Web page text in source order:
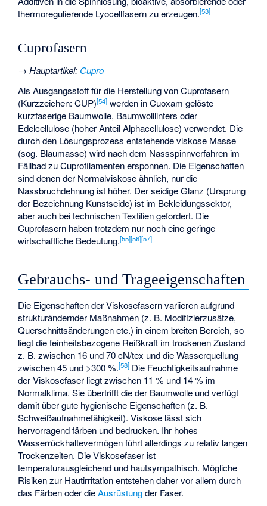
thermoregulierende Lyocellfasern zu erzeugen.[53]
Cuprofasern
→Hauptartikel: Cupro
Als Ausgangsstoff für die Herstellung von Cuprofasern
(Kurzzeichen: CUP)[54] werden inCuoxam gelöste
kurzfaserige Baumwolle, Baumwolllinters oder
Edelcellulose (hoher Anteil Alphacellulose) verwendet. Die
durch den Lösungsprozess entstehende viskose Masse
(sog. Blaumasse) wird nach dem Nassspinnverfahren im
Fällbad zu Cuprofilamenten ersponnen. Die Eigenschaften
sind denen der Normalviskose ähnlich, nur die
Nassbruchdehnung ist höher. Der seidige Glanz (Ursprung
der Bezeichnung Kunstseide) ist im Bekleidungssektor,
aber auch bei technischen Textilien gefordert. Die
Cuprofasern haben trotzdem nur noch eine geringe
wirtschaftliche Bedeutung.[55][56][57]
Gebrauchs- und Trageeigenschaften
Die Eigenschaften der Viskosefasern variieren aufgrund
strukturändernder Maßnahmen (z. B. Modifizierzusätze,
Querschnittsänderungen etc.) in einem breiten Bereich, so
liegt die feinheitsbezogene Reißkraft im trockenen Zustand
z. B. zwischen 16 und 70 cN/tex und die Wasserquellung
zwischen 45 und >300 %.[58] Die Feuchtigkeitsaufnahme
der Viskosefaser liegt zwischen 11 % und 14 % im
Normalklima. Sie übertrifft die der Baumwolle und verfügt
damit über gute hygienische Eigenschaften (z. B.
Schweißaufnahmefähigkeit). Viskose lässt sich
hervorragend färben und bedrucken. Ihr hohes
Wasserrückhaltevermögen führt allerdings zu relativ langen
Trockenzeiten. Die Viskosefaser ist
temperaturausgleichend und hautsympathisch. Mögliche
Risiken zur Hautirritation entstehen daher vor allem durch
das Färben oder dieAusrüstungder Faser.